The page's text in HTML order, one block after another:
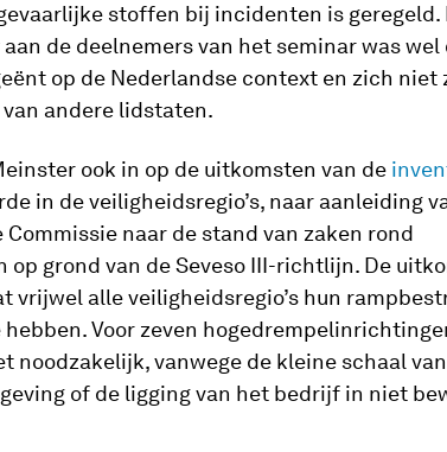
stoffen bij incidenten is
de deelnemers van het seminar was
op de Nederlandse context en zich niet
andere lidstaten.
ook in op de uitkomsten van de
in de veiligheidsregio’s, naar aanleiding
Commissie naar de stand van zaken rond
grond van de Seveso III-richtlijn. De
vrijwel alle veiligheidsregio’s hun
Voor zeven
noodzakelijk, vanwege de kleine schaal
of de ligging van het bedrijf in niet